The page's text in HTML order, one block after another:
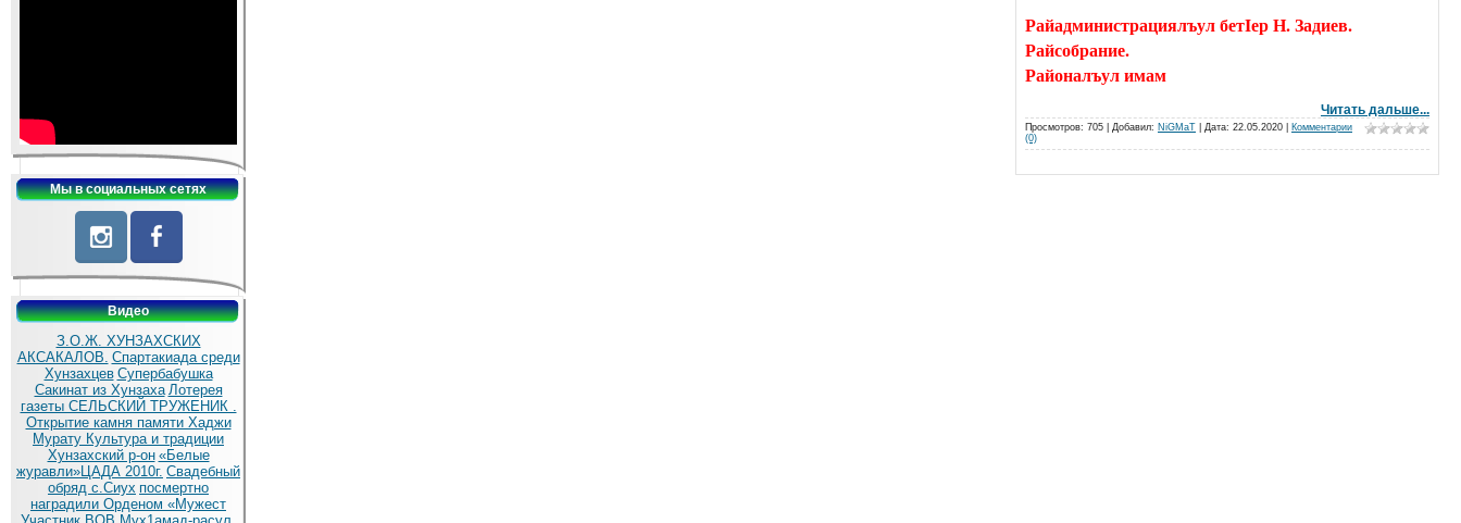
Мы в социальных сетях
Видео
З.О.Ж. ХУНЗАХСКИХ
АКСАКАЛОВ. Спартакиада среди
Хунзахцев Супербабушка
Сакинат из Хунзаха Лотерея
газеты СЕЛЬСКИЙ ТРУЖЕНИК .
Открытие камня памяти Хаджи
Мурату Культура и традиции
Хунзахский р-он «Белые
журавли»ЦАДА 2010г. Cвадебный
обряд c.Сиух посмертно
наградили Орденом «Мужест
Райадминистрациялъул бетIер Н. Задиев.
Райсобрание.
Районалъул имам
Читать дальше...
Просмотров: 705 | Добавил: NiGMaT | Дата: 22.05.2020
Комментарии
(0)